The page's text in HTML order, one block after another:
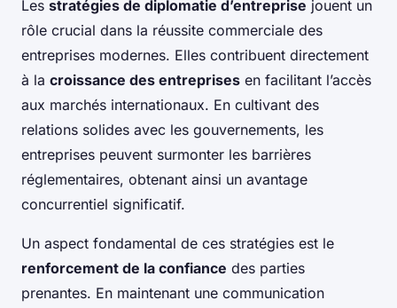
Les stratégies de diplomatie d’entreprise jouent un
rôle crucial dans la réussite commerciale des
entreprises modernes. Elles contribuent directement
à la croissance des entreprises en facilitant l’accès
aux marchés internationaux. En cultivant des
relations solides avec les gouvernements, les
entreprises peuvent surmonter les barrières
réglementaires, obtenant ainsi un avantage
concurrentiel significatif.
Un aspect fondamental de ces stratégies est le
renforcement de la confiance des parties
prenantes. En maintenant une communication